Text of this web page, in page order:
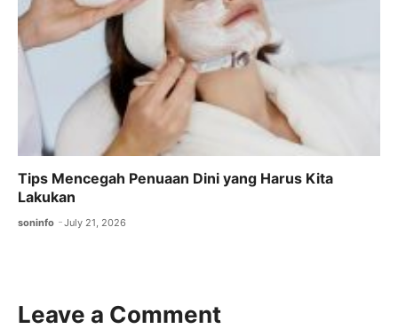
Tips Mencegah Penuaan Dini yang Harus Kita
Lakukan
soninfo July 21, 2026
Leave a Comment